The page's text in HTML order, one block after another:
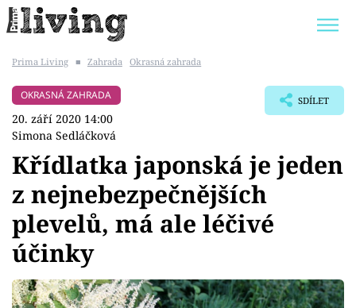
BYDLENÍ SLAVNÝCH
Témata
Bydlení
Zahrada
Prima Living ■ Zahrada Okrasná zahrada
OKRASNÁ ZAHRADA
20. září 2020 14:00
Simona Sedláčková
SDÍLET
Křídlatka japonská je jeden
z nejnebezpečnějších
plevelů, má ale léčivé
účinky